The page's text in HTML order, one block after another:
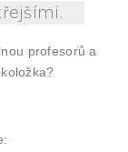
profesorů a